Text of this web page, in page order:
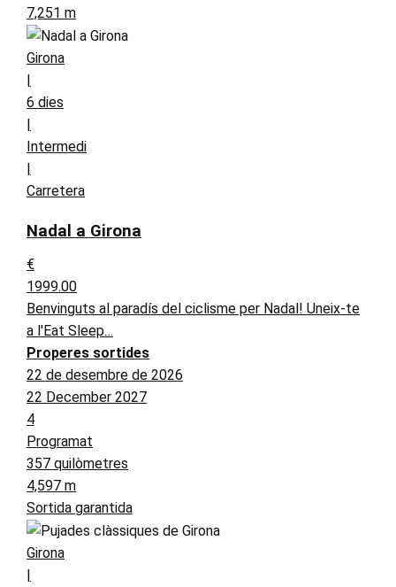
7,251 m
Girona
|
6 dies
|
Intermedi
|
Carretera
Nadal a Girona
€
1999.00
Benvinguts al paradís del ciclisme per Nadal! Uneix-te
a l'Eat Sleep…
Properes sortides
22 de desembre de 2026
22 December 2027
4
Programat
357 quilòmetres
4,597 m
Sortida garantida
Girona
|